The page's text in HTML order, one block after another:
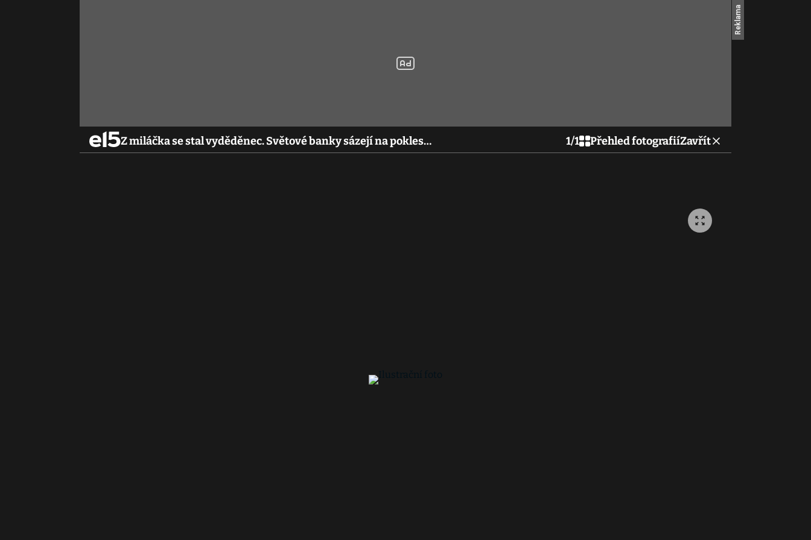
Z miláčka se stal vyděděnec. Světové banky sázejí na pokles… 1/1 Přehled fotografiíZavřít